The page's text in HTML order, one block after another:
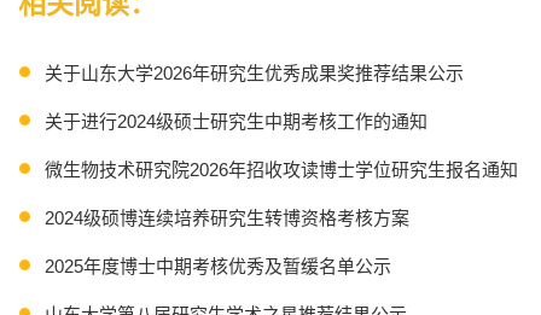
关于山东大学2026年研究生优秀成果奖推荐结果公示
关于进行2024级硕士研究生中期考核工作的通知
微生物技术研究院2026年招收攻读博士学位研究生报名通知
2024级硕博连续培养研究生转博资格考核方案
2025年度博士中期考核优秀及暂缓名单公示